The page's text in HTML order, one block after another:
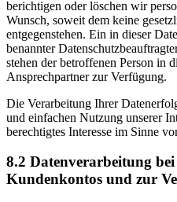
berichtigen oder löschen wir
Wunsch, soweit dem keine
entgegenstehen. Ein in dieser
benannter
stehen der betroffenen Person in
Ansprechpartner zur Verfügung.
Die Verarbeitung Ihrer
und einfachen Nutzung unserer
berechtigtes Interesse im Sinne
8.2 Datenverarbeitung
Kundenkontos und zur